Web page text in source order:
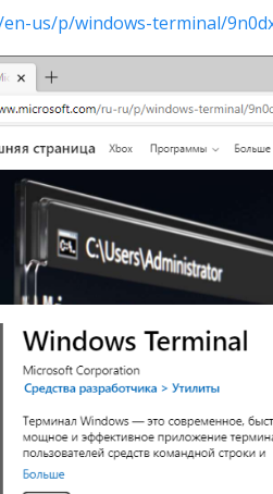
us/p/windows-terminal/